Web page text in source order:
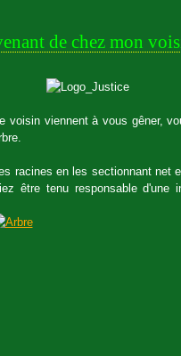
de chez mon
voisin viennent à vous gêner,
racines en les sectionnant net
être tenu responsable